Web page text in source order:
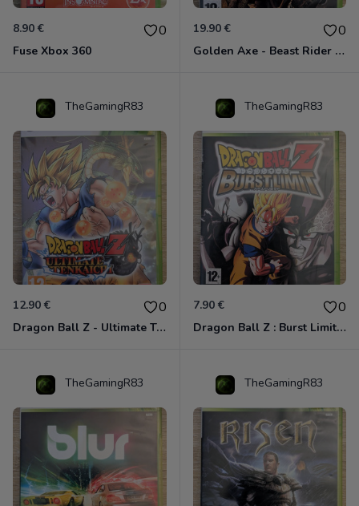
8.90 € 0
Fuse Xbox 360
19.90 € 0
Golden Axe - Beast Rider Xbox 360
TheGamingR83
12.90 € 0
Dragon Ball Z - Ultimate Tenkaichi Xbox 360
TheGamingR83
7.90 € 0
Dragon Ball Z : Burst Limit Xbox 360
TheGamingR83 TheGamingR83